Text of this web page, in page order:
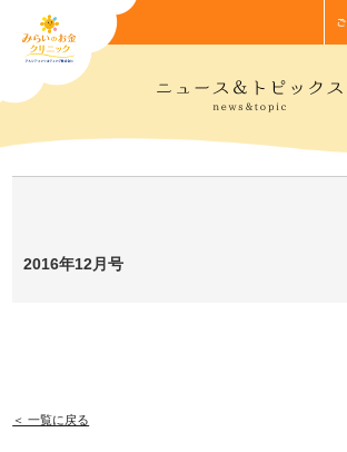
2016年12月号
＜ 一覧に戻る